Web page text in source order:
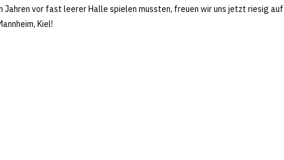
Jahren vor fast leerer Halle spielen mussten, freuen wir uns jetzt riesig auf
Kiel!